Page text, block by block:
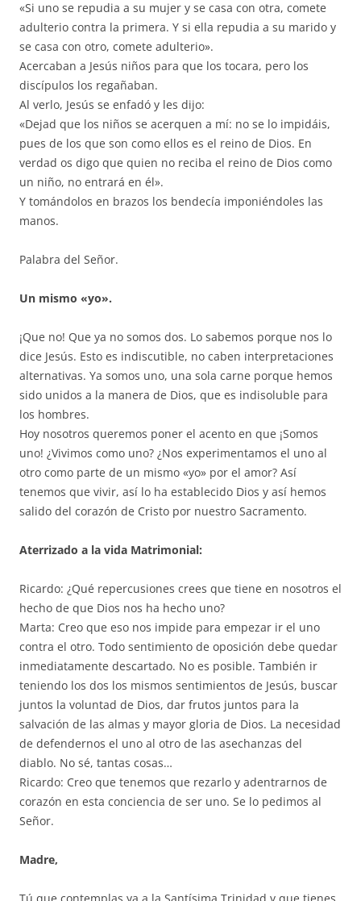
«Si uno se repudia a su mujer y se casa con otra, comete
adulterio contra la primera. Y si ella repudia a su marido y
se casa con otro, comete adulterio».
Acercaban a Jesús niños para que los tocara, pero los
discípulos los regañaban.
Al verlo, Jesús se enfadó y les dijo:
«Dejad que los niños se acerquen a mí: no se lo impidáis,
pues de los que son como ellos es el reino de Dios. En
verdad os digo que quien no reciba el reino de Dios como
un niño, no entrará en él».
Y tomándolos en brazos los bendecía imponiéndoles las
manos.
Palabra del Señor.
Un mismo «yo».
¡Que no! Que ya no somos dos. Lo sabemos porque nos lo
dice Jesús. Esto es indiscutible, no caben interpretaciones
alternativas. Ya somos uno, una sola carne porque hemos
sido unidos a la manera de Dios, que es indisoluble para
los hombres.
Hoy nosotros queremos poner el acento en que ¡Somos
uno! ¿Vivimos como uno? ¿Nos experimentamos el uno al
otro como parte de un mismo «yo» por el amor? Así
tenemos que vivir, así lo ha establecido Dios y así hemos
salido del corazón de Cristo por nuestro Sacramento.
Aterrizado a la vida Matrimonial:
Ricardo: ¿Qué repercusiones crees que tiene en nosotros el
hecho de que Dios nos ha hecho uno?
Marta: Creo que eso nos impide para empezar ir el uno
contra el otro. Todo sentimiento de oposición debe quedar
inmediatamente descartado. No es posible. También ir
teniendo los dos los mismos sentimientos de Jesús, buscar
juntos la voluntad de Dios, dar frutos juntos para la
salvación de las almas y mayor gloria de Dios. La necesidad
de defendernos el uno al otro de las asechanzas del
diablo. No sé, tantas cosas…
Ricardo: Creo que tenemos que rezarlo y adentrarnos de
corazón en esta conciencia de ser uno. Se lo pedimos al
Señor.
Madre,